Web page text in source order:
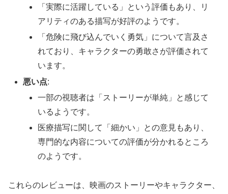
「実際に活躍している」という評価もあり、リ
アリティのある描写が好評のようです。
「危険に飛び込んでいく勇気」について言及さ
れており、キャラクターの勇敢さが評価されて
います。
悪い点:
一部の視聴者は「ストーリーが単純」と感じて
いるようです。
医療描写に関して「細かい」との意見もあり、
専門的な内容についての評価が分かれるところ
のようです。
これらのレビューは、映画のストーリーやキャラクター、